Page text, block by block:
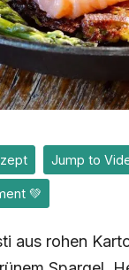
Jump to
💚
aus rohen